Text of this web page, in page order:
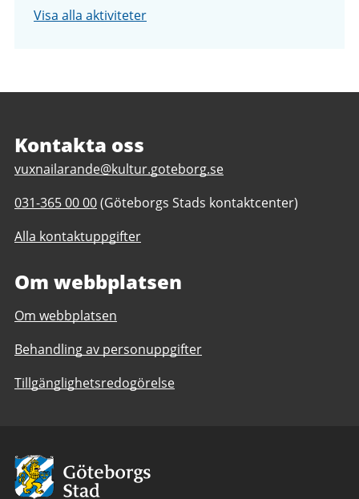
Visa alla aktiviteter
Kontakta oss
E
p
s
t
l
l
V
u
i
l
vuxnailarande@kultur.goteborg.se
T
l
f
n
u
m
m
t
i
l
031-365 00 00(Göteborgs Stads kontaktcenter)
Alla kontaktuppgifter
Om webbplatsen
Om webbplatsen
Behandling av personuppgifter
Tillgänglighetsredogörelse
Avsändare